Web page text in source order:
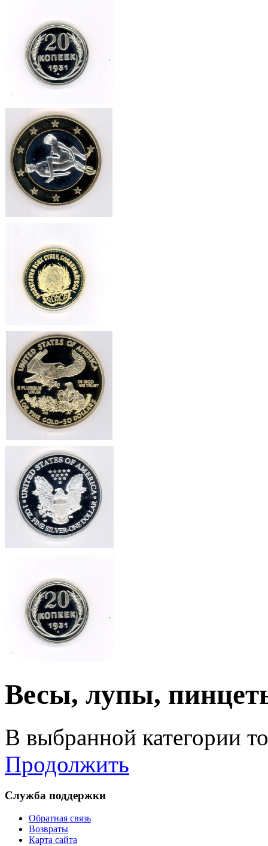
Весы, лупы,
В выбранной категории
Продолжить
Служба поддержки
Обратная связь
Возвраты
Карта сайта